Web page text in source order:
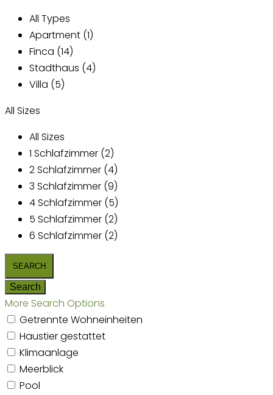
All Types
Apartment (1)
Finca (14)
Stadthaus (4)
Villa (5)
All Sizes
All Sizes
1 Schlafzimmer (2)
2 Schlafzimmer (4)
3 Schlafzimmer (9)
4 Schlafzimmer (5)
5 Schlafzimmer (2)
6 Schlafzimmer (2)
More Search Options
Getrennte Wohneinheiten
Haustier gestattet
Klimaanlage
Meerblick
Pool